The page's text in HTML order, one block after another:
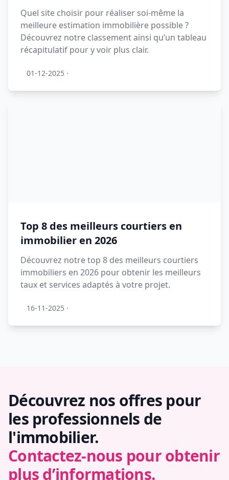
Quel site choisir pour réaliser soi-même la
meilleure estimation immobilière possible ?
Découvrez notre classement ainsi qu’un tableau
récapitulatif pour y voir plus clair.
01-12-2025 ·
Top 8 des meilleurs courtiers en
immobilier en 2026
Découvrez notre top 8 des meilleurs courtiers
immobiliers en 2026 pour obtenir les meilleurs
taux et services adaptés à votre projet.
16-11-2025 ·
Découvrez nos offres pour
les professionnels de
l'immobilier.
Contactez-nous pour obtenir
plus d’informations.